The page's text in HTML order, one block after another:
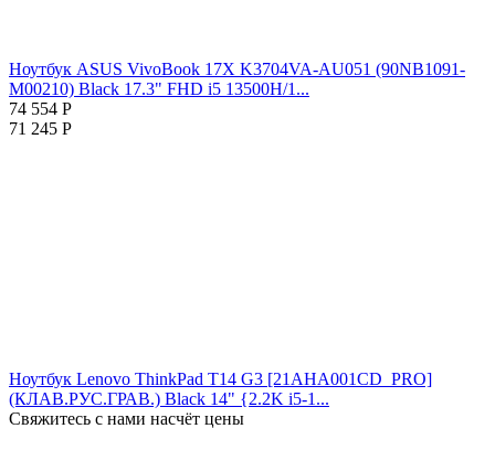
Ноутбук ASUS VivoBook 17X K3704VA-AU051 (90NB1091-
M00210) Black 17.3" FHD i5 13500H/1...
74 554 Р
71 245 Р
Ноутбук Lenovo ThinkPad T14 G3 [21AHA001CD_PRO]
(КЛАВ.РУС.ГРАВ.) Black 14" {2.2K i5-1...
Свяжитесь с нами насчёт цены